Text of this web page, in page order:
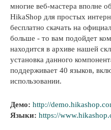
многие веб-мастера вполне
HikaShop для простых
бесплатно скачать на
больше - то вам подойдет
находится в архиве нашей
установка данного
поддерживает 40 языков,
использовании.
Демо: http://
Языки: https://